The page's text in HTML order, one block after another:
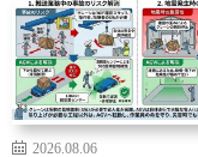
2026.08.06